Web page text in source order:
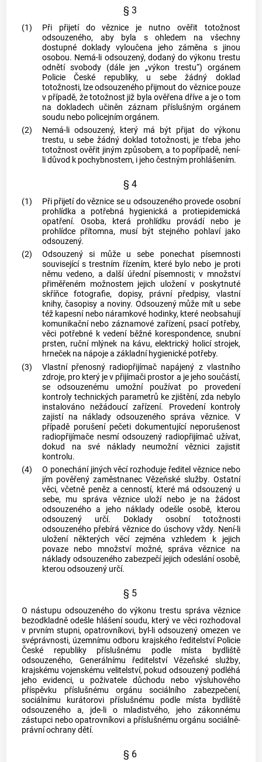
§ 3
(1)
Při přijetí do věznice je nutno ověřit totožnost
odsouzeného, aby byla s ohledem na všechny
dostupné doklady vyloučena jeho záměna s jinou
osobou. Nemá-li odsouzený, dodaný do výkonu trestu
odnětí svobody (dále jen „výkon trestu“) orgánem
Policie České republiky, u sebe žádný doklad
totožnosti, lze odsouzeného přijmout do věznice pouze
v případě, že totožnost již byla ověřena dříve a je o tom
na dokladech učiněn záznam příslušným orgánem
soudu nebo policejním orgánem.
(2)
Nemá-li odsouzený, který má být přijat do výkonu
trestu, u sebe žádný doklad totožnosti, je třeba jeho
totožnost ověřit jiným způsobem, a to popřípadě, není-
li důvod k pochybnostem, i jeho čestným prohlášením.
§ 4
(1)
Při přijetí do věznice se u odsouzeného provede osobní
prohlídka a potřebná hygienická a protiepidemická
opatření. Osoba, která prohlídku provádí nebo je
prohlídce přítomna, musí být stejného pohlaví jako
odsouzený.
(2)
Odsouzený si může u sebe ponechat písemnosti
související strestním řízením, které bylo nebo je proti
němu vedeno, a další úřední písemnosti; v množství
přiměřeném možnostem jejich uložení v poskytnuté
skříňce fotografie, dopisy, právní předpisy, vlastní
knihy, časopisy a noviny. Odsouzený může mít u sebe
též kapesní nebo náramkové hodinky, které neobsahují
komunikační nebo záznamové zařízení, psací potřeby,
věci potřebné k vedení běžné korespondence, snubní
prsten, ruční mlýnek na kávu, elektrický holicí strojek,
hrneček na nápoje a základní hygienické potřeby.
(3)
Vlastní přenosný radiopřijímač napájený z vlastního
zdroje, pro který je v přijímači prostor a je jeho součástí,
se odsouzenému umožní používat po provedení
kontroly technických parametrů ke zjištění, zda nebylo
instalováno nežádoucí zařízení. Provedení kontroly
zajistí na náklady odsouzeného správa věznice. V
případě porušení pečeti dokumentující neporušenost
radiopřijímače nesmí odsouzený radiopřijímač užívat,
dokud na své náklady neumožní věznici zajistit
kontrolu.
(4)
O ponechání jiných věcí rozhoduje ředitel věznice nebo
jím pověřenýzaměstnanec Vězeňské služby. Ostatní
věci, včetně peněz a cenností, které má odsouzený u
sebe, mu správa věznice uloží nebo je na žádost
odsouzeného a jeho náklady odešle osobě, kterou
odsouzený určí. Doklady osobní totožnosti
odsouzeného přebírá věznice do úschovy vždy. Není-li
uložení některých věcí zejména vzhledem k jejich
povaze nebo množství možné, správa věznice na
náklady odsouzeného zabezpečí jejich odeslání osobě,
kterou odsouzený určí.
§ 5
O nástupu odsouzeného do výkonu trestu správa věznice
bezodkladně odešle hlášení soudu, který ve věci rozhodoval
v prvním stupni, opatrovníkovi, byl-li odsouzený omezen ve
svéprávnosti, územnímu odboru krajského ředitelství Policie
České republiky příslušnému podle místa bydliště
odsouzeného, Generálnímu ředitelstvíVězeňské služby,
krajskému vojenskému velitelství, pokud odsouzený podléhá
jeho evidenci, u poživatele důchodu nebo výsluhového
příspěvku příslušnému orgánu sociálního zabezpečení,
sociálnímu kurátorovi příslušnému podle místa bydliště
odsouzeného a, jde-li o mladistvého, jeho zákonnému
zástupci nebo opatrovníkovi a příslušnému orgánu sociálně-
právní ochrany dětí.
§ 6